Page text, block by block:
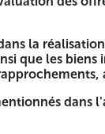
la
que les
dans